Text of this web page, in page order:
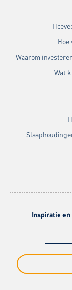
Hoe
Waarom
Wat
Inspiratie en